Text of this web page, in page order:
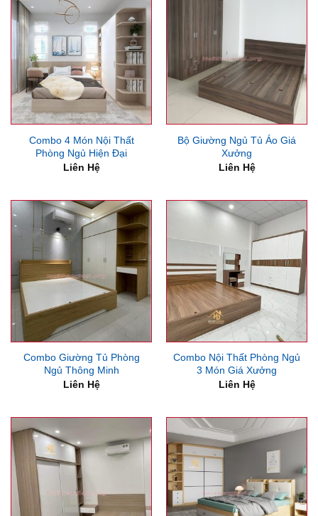
Combo 4 Món Nội Thất
Phòng Ngủ Hiện Đại
Liên Hệ
Bộ Giường Ngủ Tủ Áo Giá
Xưởng
Liên Hệ
Combo Giường Tủ Phòng
Ngủ Thông Minh
Liên Hệ
Combo Nội Thất Phòng Ngủ
3 Món Giá Xưởng
Liên Hệ